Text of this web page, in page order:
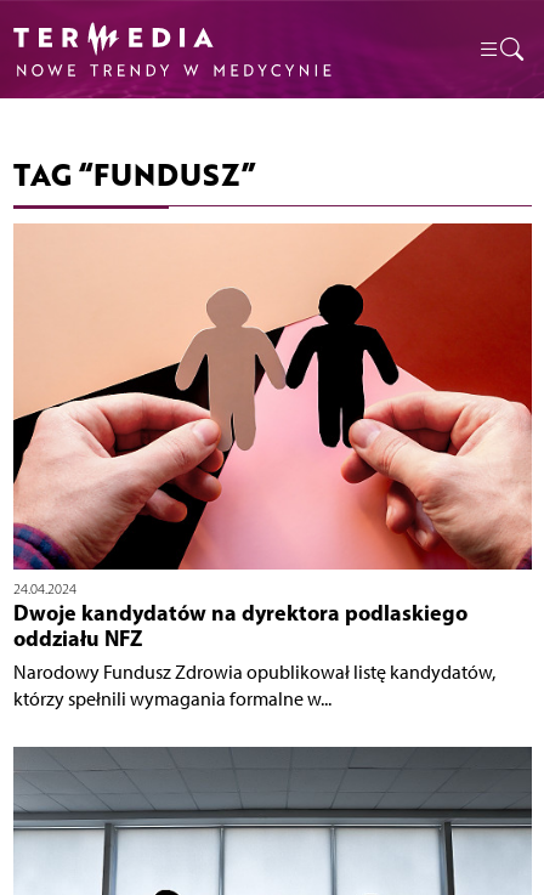
TAG “FUNDUSZ”
24.04.2024
Dwoje kandydatów na dyrektora podlaskiego
oddziału NFZ
Narodowy Fundusz Zdrowia opublikował listę kandydatów,
którzy spełnili wymagania formalne w...